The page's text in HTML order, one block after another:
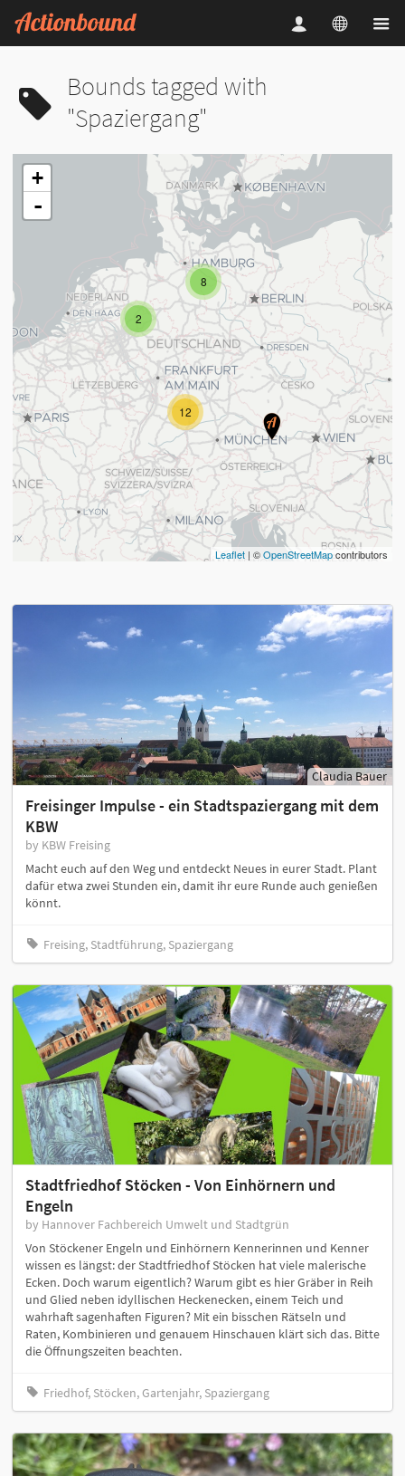
Bounds tagged with
"Spaziergang"
8
2
12
+
-
Leaflet | ©OpenStreetMapcontributors
Claudia Bauer
Freisinger Impulse - ein Stadtspaziergang mit dem
KBW
by KBW Freising
Macht euch auf den Weg und entdeckt Neues in eurer Stadt. Plant
dafür etwa zwei Stunden ein, damit ihr eure Runde auch genießen
könnt.
Freising, Stadtführung, Spaziergang
Stadtfriedhof Stöcken - Von Einhörnern und
Engeln
by Hannover Fachbereich Umwelt und Stadtgrün
Von Stöckener Engeln und Einhörnern Kennerinnen und Kenner
wissen es längst: der Stadtfriedhof Stöcken hat viele malerische
Ecken. Doch warum eigentlich? Warum gibt es hier Gräber in Reih
und Glied neben idyllischen Heckenecken, einem Teich und
wahrhaft sagenhaften Figuren? Mit ein bisschen Rätseln und
Raten, Kombinieren und genauem Hinschauen klärt sich das. Bitte
die Öffnungszeiten beachten.
Friedhof, Stöcken, Gartenjahr, Spaziergang